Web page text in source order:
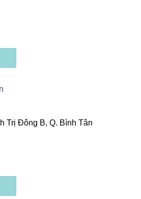
Trị Đông B, Q. Bình Tân